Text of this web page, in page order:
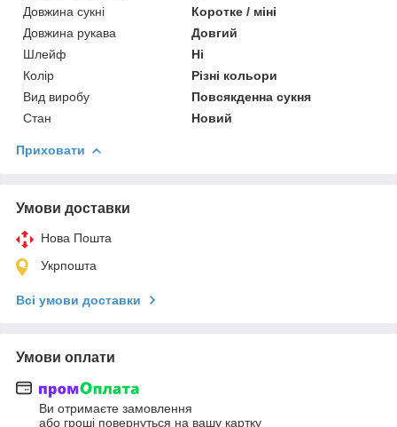
Довжина сукні
Коротке / міні
Довжина рукава
Довгий
Шлейф
Ні
Колір
Різні кольори
Вид виробу
Повсякденна сукня
Стан
Новий
Приховати
Умови доставки
Нова Пошта
Укрпошта
Всі умови доставки
Умови оплати
Ви отримаєте замовлення
або гроші повернуться на вашу картку